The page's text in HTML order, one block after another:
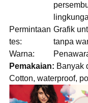
Permintaan
tes:
Grafik
tanpa
Warna:
Pemakaian: Banyak
Cotton, waterproof,